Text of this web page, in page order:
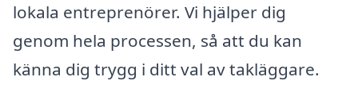
lokala entreprenörer. Vi hjälper dig
genom hela processen, så att du kan
känna dig trygg i ditt val av takläggare.